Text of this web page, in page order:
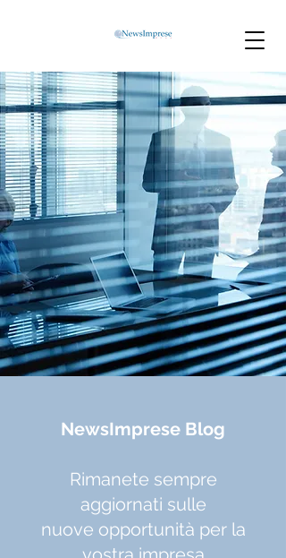
NewsImprese Blog
Rimanete sempre
aggiornati sulle
nuove opportunità per la